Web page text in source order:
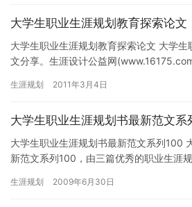
大学生职业生涯规划教育探索论文
大学生职业生涯规划教育探索论文 大学
文分享。生涯设计公益网
生涯规划 2011年3月4日
大学生职业生涯规划书最新范文系
大学生职业生涯规划书最新范文系列100
新范文系列100，由三篇优秀的职业生涯
生涯规划 2009年6月30日